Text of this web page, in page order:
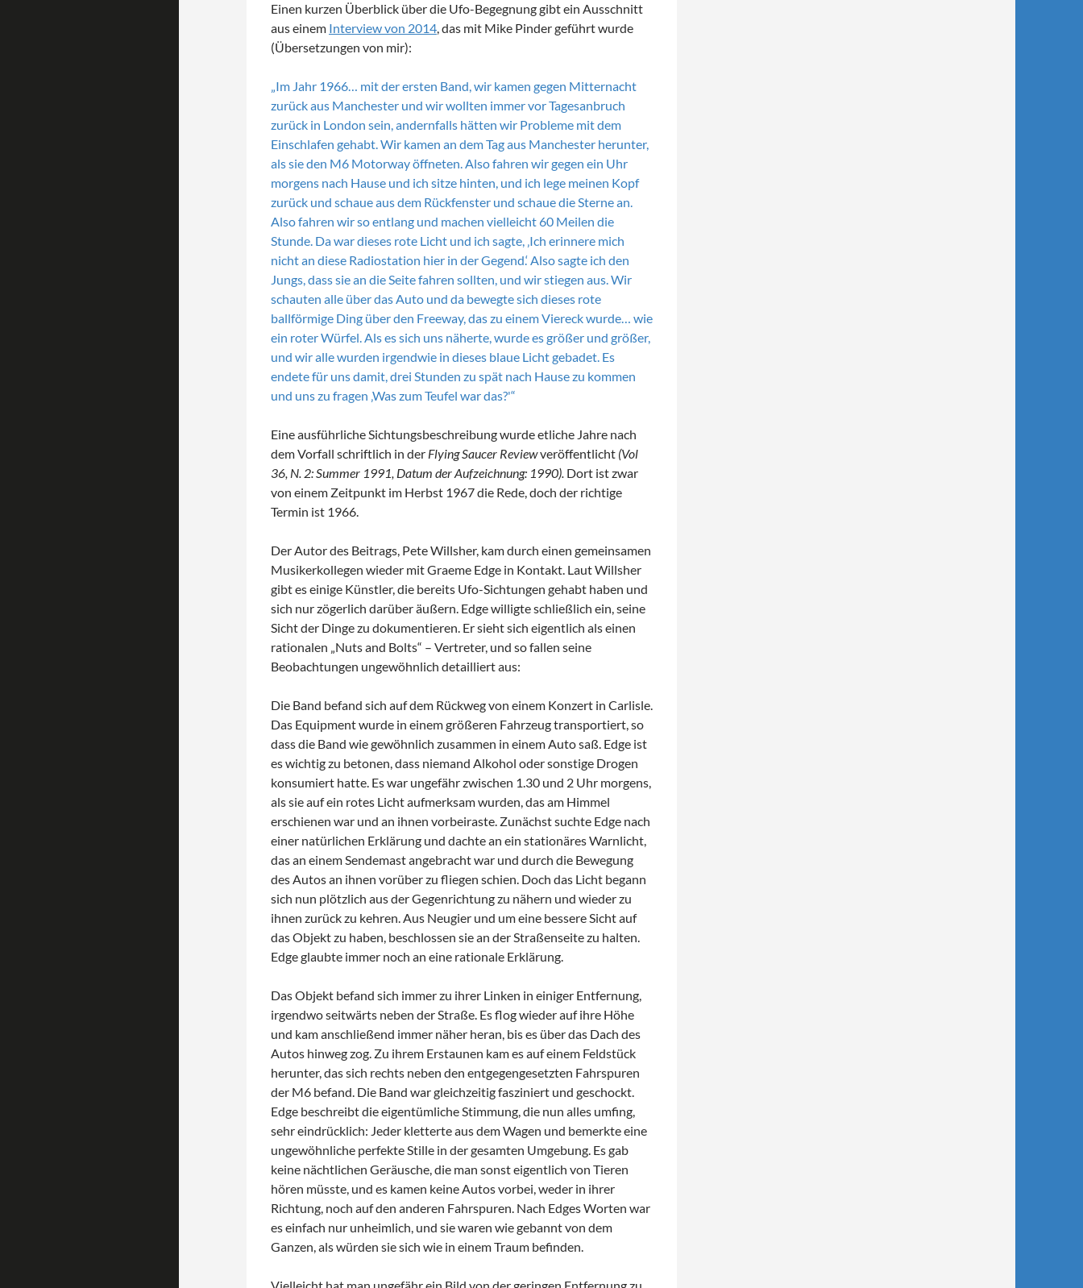
Einen kurzen Überblick über die Ufo-Begegnung gibt ein Ausschnitt
aus einem Interview von 2014, das mit Mike Pinder geführt wurde
(Übersetzungen von mir):
„Im Jahr 1966… mit der ersten Band, wir kamen gegen Mitternacht
zurück aus Manchester und wir wollten immer vor Tagesanbruch
zurück in London sein, andernfalls hätten wir Probleme mit dem
Einschlafen gehabt. Wir kamen an dem Tag aus Manchester herunter,
als sie den M6 Motorway öffneten. Also fahren wir gegen ein Uhr
morgens nach Hause und ich sitze hinten, und ich lege meinen Kopf
zurück und schaue aus dem Rückfenster und schaue die Sterne an.
Also fahren wir so entlang und machen vielleicht 60 Meilen die
Stunde. Da war dieses rote Licht und ich sagte, ‚Ich erinnere mich
nicht an diese Radiostation hier in der Gegend.‘ Also sagte ich den
Jungs, dass sie an die Seite fahren sollten, und wir stiegen aus. Wir
schauten alle über das Auto und da bewegte sich dieses rote
ballförmige Ding über den Freeway, das zu einem Viereck wurde… wie
ein roter Würfel. Als es sich uns näherte, wurde es größer und größer,
und wir alle wurden irgendwie in dieses blaue Licht gebadet. Es
endete für uns damit, drei Stunden zu spät nach Hause zu kommen
und uns zu fragen ‚Was zum Teufel war das?'“
Eine ausführliche Sichtungsbeschreibung wurde etliche Jahre nach
dem Vorfall schriftlich in der Flying Saucer Reviewveröffentlicht (Vol
36, N. 2: Summer 1991, Datum der Aufzeichnung: 1990). Dort ist zwar
von einem Zeitpunkt im Herbst 1967 die Rede, doch der richtige
Termin ist 1966.
Der Autor des Beitrags, Pete Willsher, kam durch einen gemeinsamen
Musikerkollegen wieder mit Graeme Edge in Kontakt. Laut Willsher
gibt es einige Künstler, die bereits Ufo-Sichtungen gehabt haben und
sich nur zögerlich darüber äußern. Edge willigte schließlich ein, seine
Sicht der Dinge zu dokumentieren. Er sieht sich eigentlich als einen
rationalen „Nuts and Bolts“ – Vertreter, und so fallen seine
Beobachtungen ungewöhnlich detailliert aus:
Die Band befand sich auf dem Rückweg von einem Konzert in Carlisle.
Das Equipment wurde in einem größeren Fahrzeug transportiert, so
dass die Band wie gewöhnlich zusammen in einem Auto saß. Edge ist
es wichtig zu betonen, dass niemand Alkohol oder sonstige Drogen
konsumiert hatte. Es war ungefähr zwischen 1.30 und 2 Uhr morgens,
als sie auf ein rotes Licht aufmerksam wurden, das am Himmel
erschienen war und an ihnen vorbeiraste. Zunächst suchte Edge nach
einer natürlichen Erklärung und dachte an ein stationäres Warnlicht,
das an einem Sendemast angebracht war und durch die Bewegung
des Autos an ihnen vorüber zu fliegen schien. Doch das Licht begann
sich nun plötzlich aus der Gegenrichtung zu nähern und wieder zu
ihnen zurück zu kehren. Aus Neugier und um eine bessere Sicht auf
das Objekt zu haben, beschlossen sie an der Straßenseite zu halten.
Edge glaubte immer noch an eine rationale Erklärung.
Das Objekt befand sich immer zu ihrer Linken in einiger Entfernung,
irgendwo seitwärts neben der Straße. Es flog wieder auf ihre Höhe
und kam anschließend immer näher heran, bis es über das Dach des
Autos hinweg zog. Zu ihrem Erstaunen kam es auf einem Feldstück
herunter, das sich rechts neben den entgegengesetzten Fahrspuren
der M6 befand. Die Band war gleichzeitig fasziniert und geschockt.
Edge beschreibt die eigentümliche Stimmung, die nun alles umfing,
sehr eindrücklich: Jeder kletterte aus dem Wagen und bemerkte eine
ungewöhnliche perfekte Stille in der gesamten Umgebung. Es gab
keine nächtlichen Geräusche, die man sonst eigentlich von Tieren
hören müsste, und es kamen keine Autos vorbei, weder in ihrer
Richtung, noch auf den anderen Fahrspuren. Nach Edges Worten war
es einfach nur unheimlich, und sie waren wie gebannt von dem
Ganzen, als würden sie sich wie in einem Traum befinden.